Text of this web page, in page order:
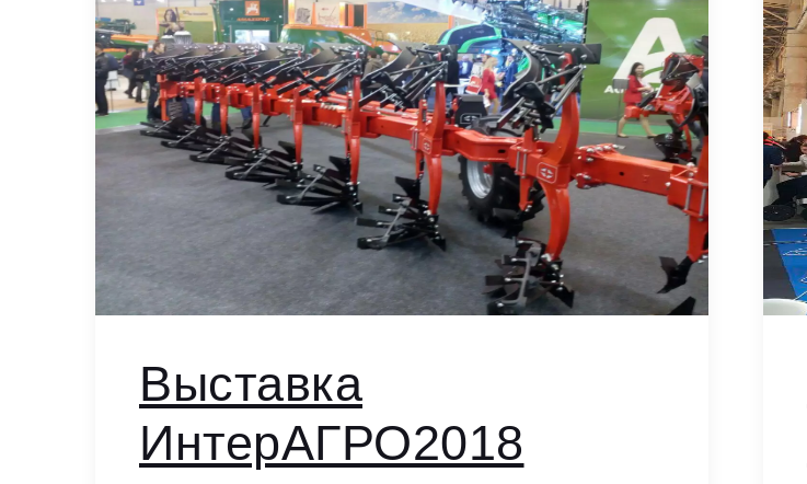
Выставка
ИнтерАГРО2018